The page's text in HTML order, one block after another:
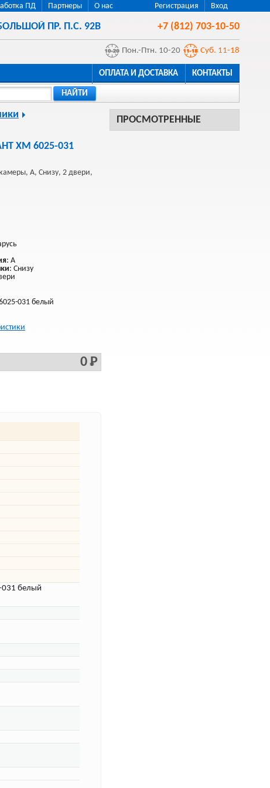
Регистрация Вход
ПД Партнеры
О нас
ПР. П.С. 92В +7 (812) 703-10-50
Пон.-Птн. 10-20 Суб. 11-18
ОПЛАТА И ДОСТАВКА КОНТАКТЫ
НАЙТИ
ПРОСМОТРЕННЫЕ
ХМ 6025-031
A, Снизу, 2 двери,
: A
: Снизу
031 белый
0 Р
031 белый